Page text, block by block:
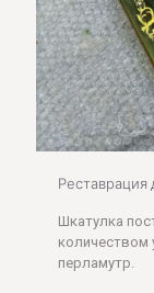
Реставрация
Шкатулка
количеством
перламутр.